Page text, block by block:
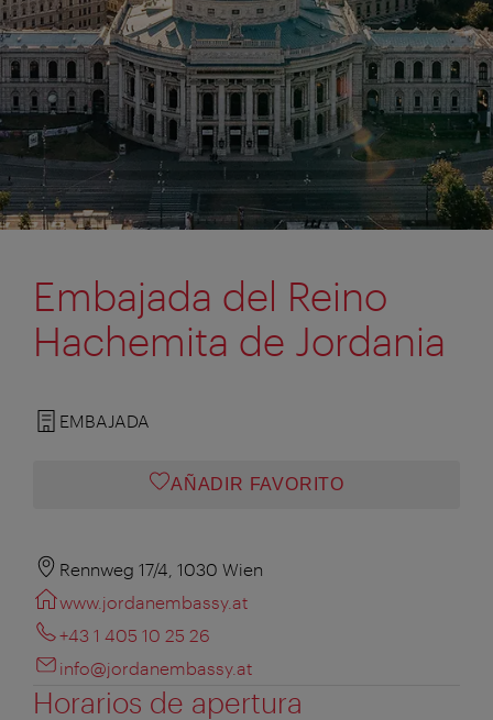
Embajada del Reino
Hachemita de Jordania
EMBAJADA
AÑADIR FAVORITO
Rennweg 17/4, 1030 Wien
www.jordanembassy.at
+43 1 405 10 25 26
info@jordanembassy.at
Horarios de apertura